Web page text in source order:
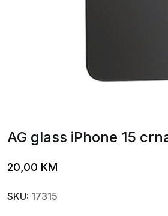
AG glass iPhone 15
20,00 KM
SKU: 17315